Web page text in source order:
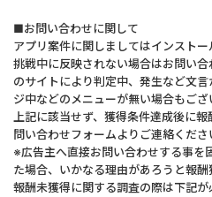
■お問い合わせに関して
アプリ案件に関しましてはインスト
挑戦中に反映されない場合はお問い
のサイトにより判定中、発生など文
ジ中などのメニューが無い場合もござ
上記に該当せず、獲得条件達成後に
問い合わせフォームよりご連絡くださ
※広告主へ直接お問い合わせする事を
た場合、いかなる理由があろうと報酬
報酬未獲得に関する調査の際は下記